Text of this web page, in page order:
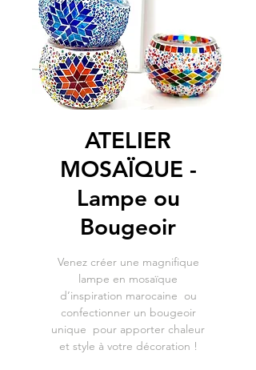
ATELIER
MOSAÏQUE -
Lampe ou
Bougeoir
Venez créer une magnifique
lampe en mosaïque
d’inspiration marocaine ou
confectionner un bougeoir
unique pour apporter chaleur
et style à votre décoration !